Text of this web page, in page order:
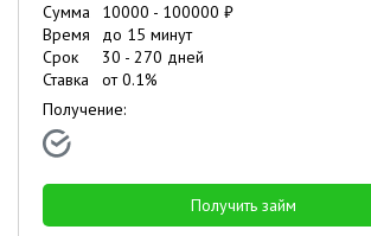
Сумма 10000 - 100000 ₽
Время
до 15 минут
Срок
30 - 270 дней
Ставка
от0.1%
Получение:
Получить займ